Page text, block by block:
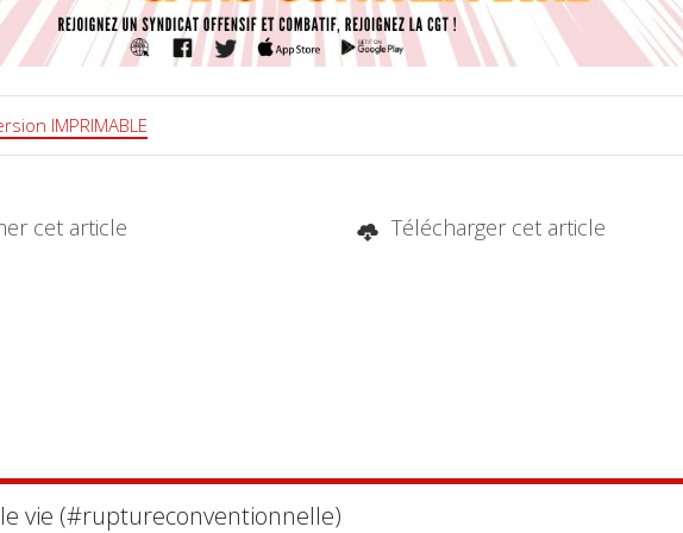
IMPRIMABLE
cet article Télécharger cet article
vie (#ruptureconventionnelle)